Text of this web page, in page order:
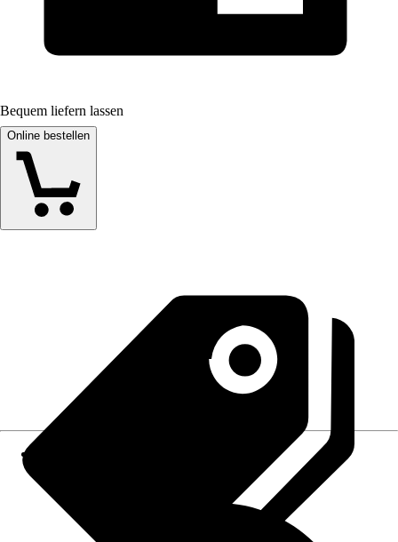
Bequem liefern lassen
Online bestellen